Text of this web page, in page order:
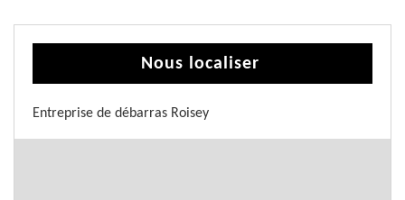
Nous localiser
Entreprise de débarras Roisey